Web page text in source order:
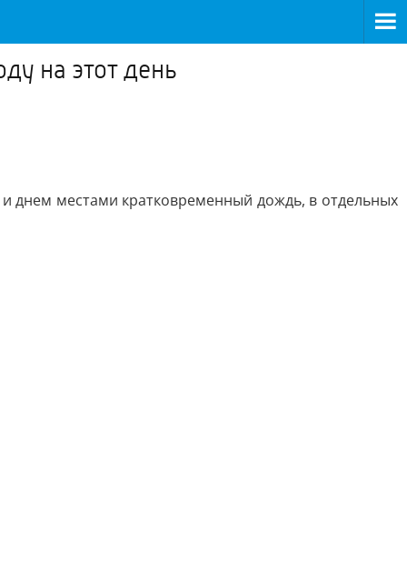
на этот день
днем местами кратковременный дождь, в отдельных